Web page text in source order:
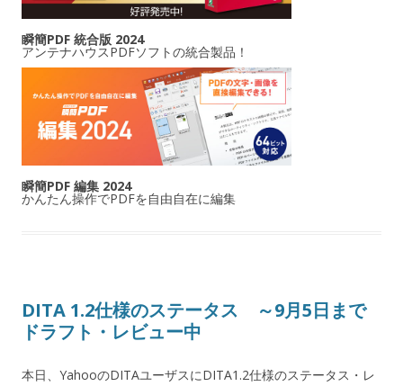
瞬簡PDF 統合版 2024
アンテナハウスPDFソフトの統合製品！
瞬簡PDF 編集 2024
かんたん操作でPDFを自由自在に編集
DITA 1.2仕様のステータス ～9月5日まで
ドラフト・レビュー中
本日、YahooのDITAユーザスにDITA1.2仕様のステータス・レ